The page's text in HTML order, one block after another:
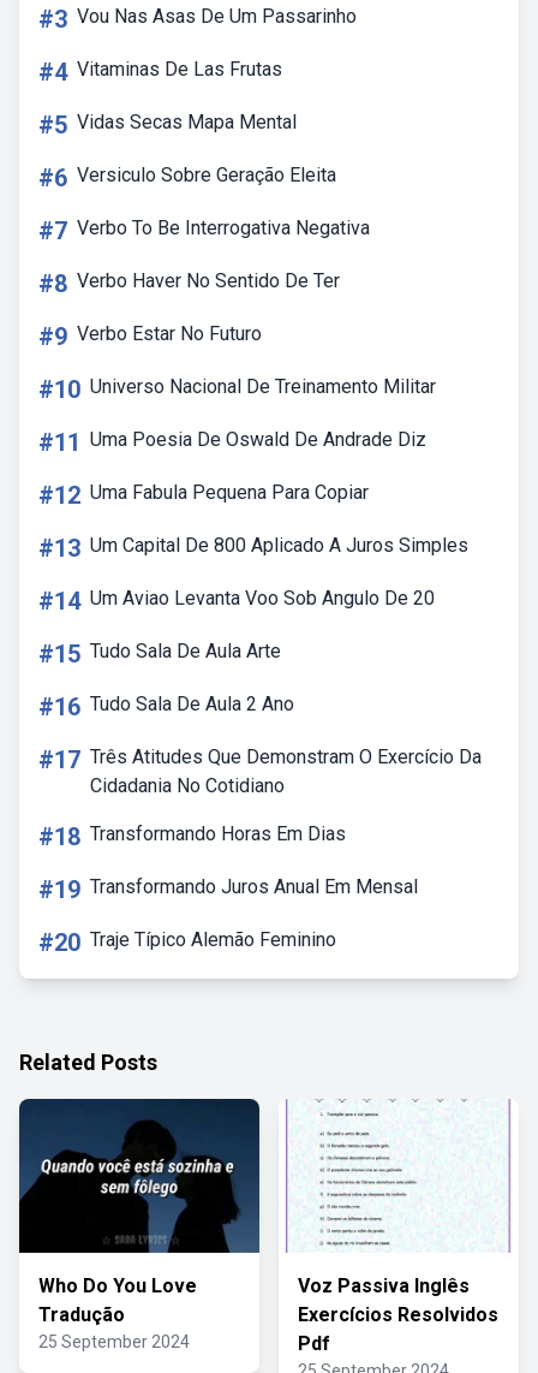
#3 Vou Nas Asas De Um Passarinho
#4 Vitaminas De Las Frutas
#5 Vidas Secas Mapa Mental
#6 Versiculo Sobre Geração Eleita
#7 Verbo To Be Interrogativa Negativa
#8 Verbo Haver No Sentido De Ter
#9 Verbo Estar No Futuro
#10 Universo Nacional De Treinamento Militar
#11 Uma Poesia De Oswald De Andrade Diz
#12 Uma Fabula Pequena Para Copiar
#13 Um Capital De 800 Aplicado A Juros Simples
#14 Um Aviao Levanta Voo Sob Angulo De 20
#15 Tudo Sala De Aula Arte
#16 Tudo Sala De Aula 2 Ano
#17 Três Atitudes Que Demonstram O Exercício Da
Cidadania No Cotidiano
#18 Transformando Horas Em Dias
#19 Transformando Juros Anual Em Mensal
#20 Traje Típico Alemão Feminino
Related Posts
Who Do You Love
Tradução
25 September 2024
Voz Passiva Inglês
Exercícios Resolvidos
Pdf